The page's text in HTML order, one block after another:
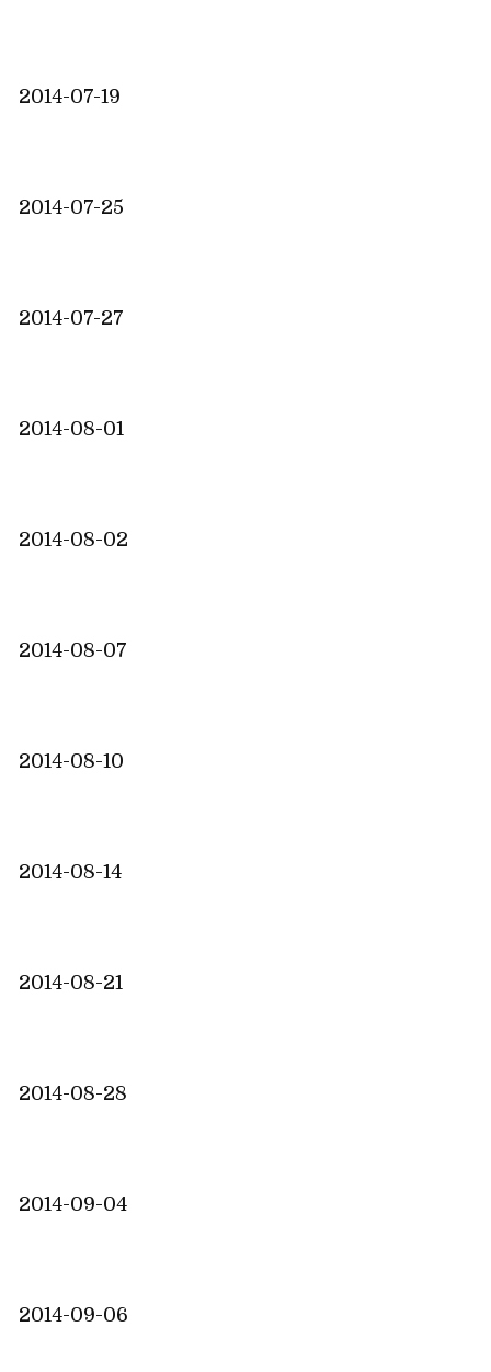
2014-07-19
2014-07-25
2014-07-27
2014-08-01
2014-08-02
2014-08-07
2014-08-10
2014-08-14
2014-08-21
2014-08-28
2014-09-04
2014-09-06